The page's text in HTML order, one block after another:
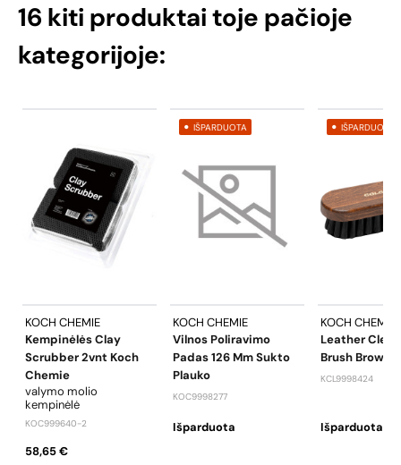
16 kiti produktai toje pačioje
kategorijoje:
KOCH CHEMIE
Kempinėlės Clay
Scrubber 2vnt Koch
Chemie
valymo molio
kempinėlė
KOC999640-2
58,65 €
IŠPARDUOTA
KOCH CHEMIE
Vilnos Poliravimo
Padas 126 Mm Sukto
Plauko
KOC9998277
Išparduota
IŠPARDUOTA
KOCH CHEMIE
Leather
Brush Brown
KCL9998424
Išparduota